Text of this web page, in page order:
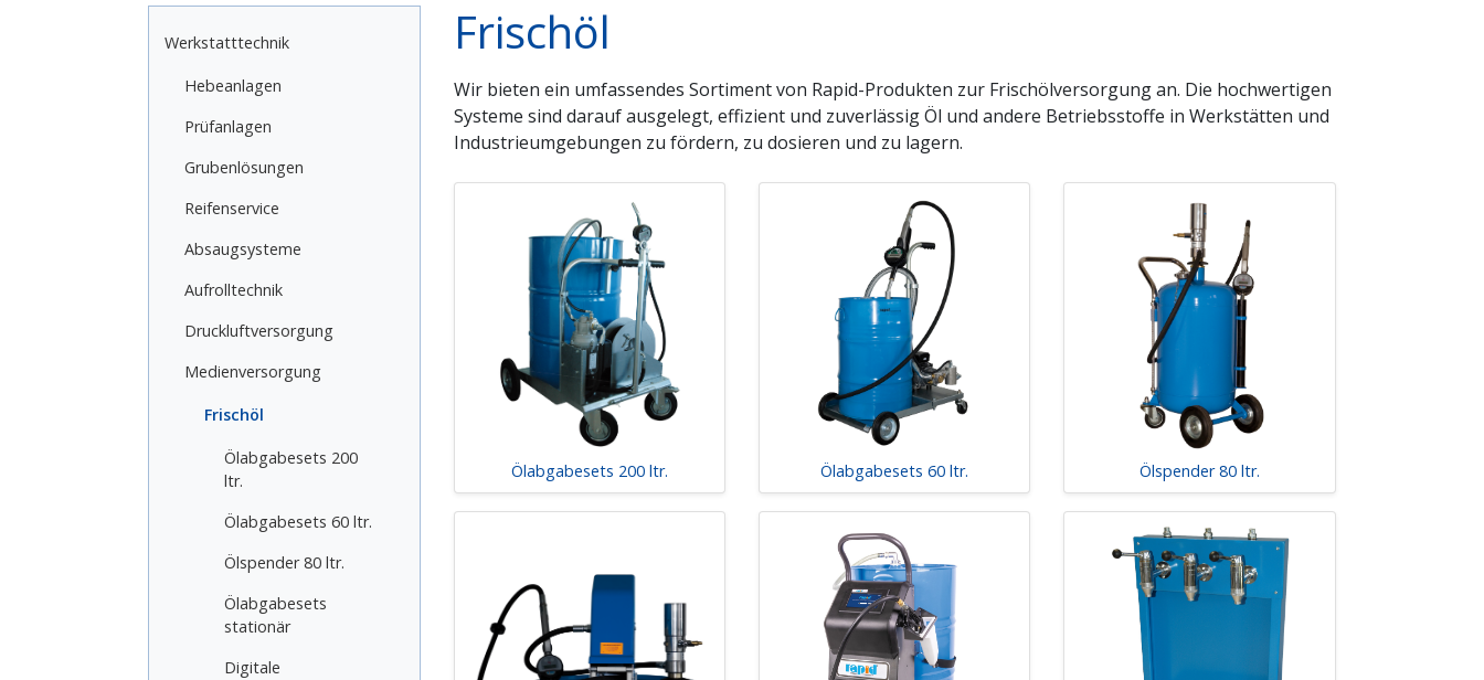
Werkstatttechnik
Hebeanlagen
Prüfanlagen
Grubenlösungen
Reifenservice
Absaugsysteme
Aufrolltechnik
Druckluftversorgung
Medienversorgung
Frischöl
Ölabgabesets 200
ltr.
Ölabgabesets 60 ltr.
Ölspender 80 ltr.
Ölabgabesets
stationär
Digitale
Frischöl
Wir bieten ein umfassendes Sortiment von Rapid-Produkten zur Frischölversorgung an. Die hochwertigen
Systeme sind darauf ausgelegt, effizient und zuverlässig Öl und andere Betriebsstoffe in Werkstätten und
Industrieumgebungen zu fördern, zu dosieren und zu lagern.
Ölabgabesets 200 ltr. Ölabgabesets 60 ltr. Ölspender 80 ltr.